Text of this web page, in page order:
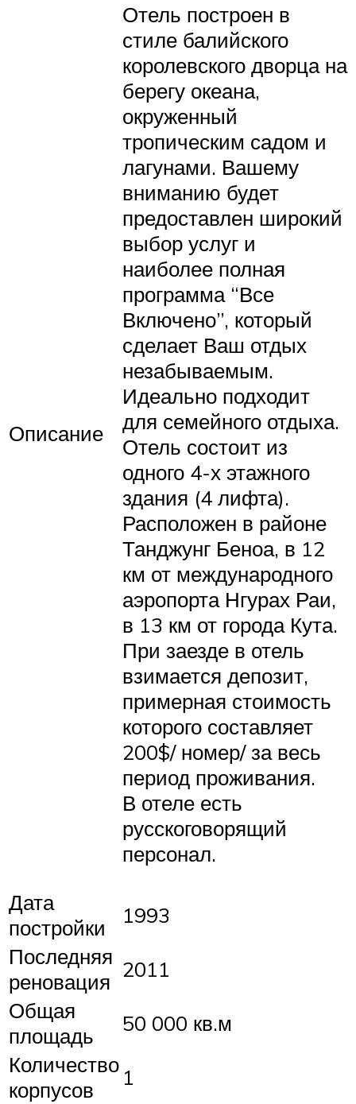
Описание
Отель построен в
стиле балийского
королевского дворца на
берегу океана,
окруженный
тропическим садом и
лагунами. Вашему
вниманию будет
предоставлен широкий
выбор услуг и
наиболее полная
программа “Все
Включено”, который
сделает Ваш отдых
незабываемым.
Идеально подходит
для семейного отдыха.
Отель состоит из
одного 4-х этажного
здания (4 лифта).
Расположен в районе
Танджунг Беноа, в 12
км от международного
аэропорта Нгурах Раи,
в 13 км от города Кута.
При заезде в отель
взимается депозит,
примерная стоимость
которого составляет
200$/ номер/ за весь
период проживания.
В отеле есть
русскоговорящий
персонал.
Дата
постройки
1993
Последняя
реновация 2011
Общая
площадь
50 000 кв.м
Количество
корпусов
1